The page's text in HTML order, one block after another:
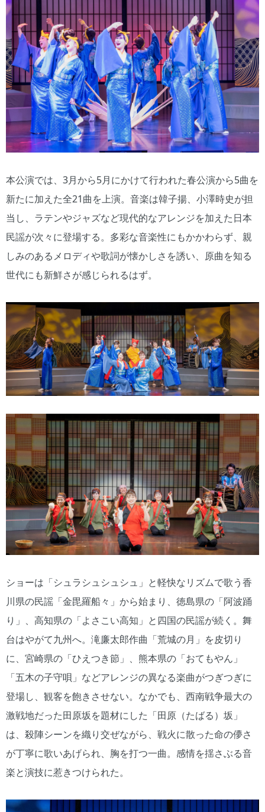
本公演では、3月から5月にかけて行われた春公演から5曲を
新たに加えた全21曲を上演。音楽は韓子揚、小澤時史が担
当し、ラテンやジャズなど現代的なアレンジを加えた日本
民謡が次々に登場する。多彩な音楽性にもかかわらず、親
しみのあるメロディや歌詞が懐かしさを誘い、原曲を知る
世代にも新鮮さが感じられるはず。
ショーは「シュラシュシュシュ」と軽快なリズムで歌う香
川県の民謡「金毘羅船々」から始まり、徳島県の「阿波踊
り」、高知県の「よさこい高知」と四国の民謡が続く。舞
台はやがて九州へ。滝廉太郎作曲「荒城の月」を皮切り
に、宮崎県の「ひえつき節」、熊本県の「おてもやん」
「五木の子守唄」などアレンジの異なる楽曲がつぎつぎに
登場し、観客を飽きさせない。なかでも、西南戦争最大の
激戦地だった田原坂を題材にした「田原（たばる）坂」
は、殺陣シーンを織り交ぜながら、戦火に散った命の儚さ
が丁寧に歌いあげられ、胸を打つ一曲。感情を揺さぶる音
楽と演技に惹きつけられた。